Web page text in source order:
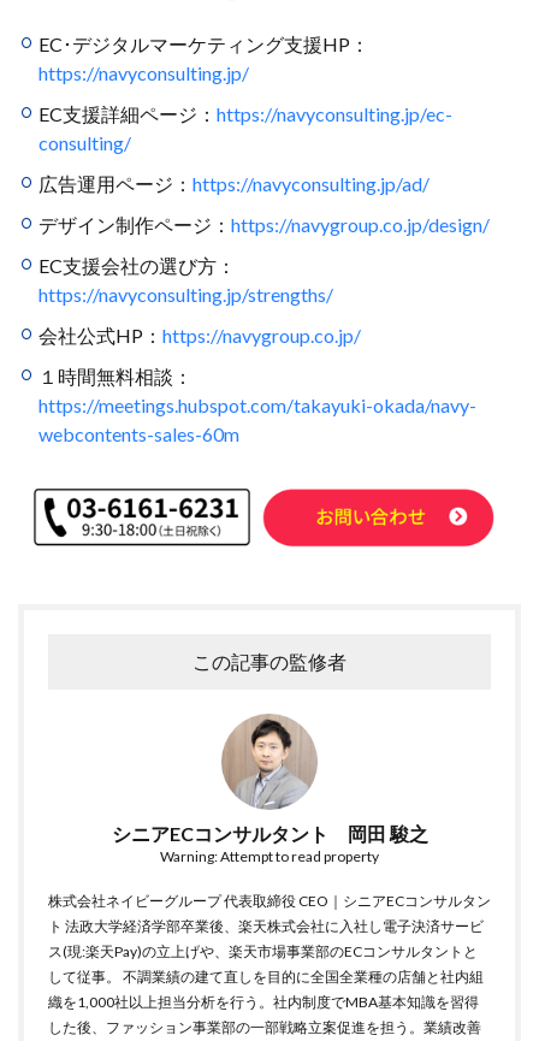
EC･デジタルマーケティング支援HP：
https://navyconsulting.jp/
EC支援詳細ページ： https://navyconsulting.jp/ec-
consulting/
広告運用ページ： https://navyconsulting.jp/ad/
デザイン制作ページ： https://navygroup.co.jp/design/
EC支援会社の選び方：
https://navyconsulting.jp/strengths/
会社公式HP： https://navygroup.co.jp/
１時間無料相談：
https://meetings.hubspot.com/takayuki-okada/navy-
webcontents-sales-60m
この記事の監修者
シニアECコンサルタント 岡田 駿之
Warning: Attempt to read property
株式会社ネイビーグループ 代表取締役 CEO｜シニアECコンサルタン
ト 法政大学経済学部卒業後、楽天株式会社に入社し電子決済サービ
ス(現:楽天Pay)の立上げや、楽天市場事業部のECコンサルタントと
して従事。 不調業績の建て直しを目的に全国全業種の店舗と社内組
織を1,000社以上担当分析を行う。社内制度でMBA基本知識を習得
した後、ファッション事業部の一部戦略立案促進を担う。業績改善